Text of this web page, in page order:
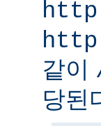
같이
당된